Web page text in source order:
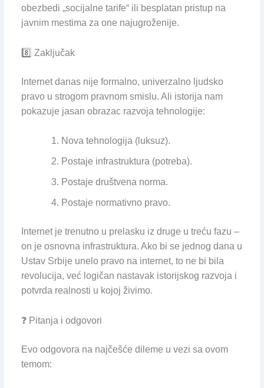
obezbedi „socijalne tarife“ ili besplatan pristup na
javnim mestima za one najugroženije.
8️⃣ Zaključak
Internet danas nije formalno, univerzalno ljudsko
pravo u strogom pravnom smislu. Ali istorija nam
pokazuje jasan obrazac razvoja tehnologije:
Nova tehnologija (luksuz).
Postaje infrastruktura (potreba).
Postaje društvena norma.
Postaje normativno pravo.
Internet je trenutno u prelasku iz druge u treću fazu –
on je osnovna infrastruktura. Ako bi se jednog dana u
Ustav Srbije unelo pravo na internet, to ne bi bila
revolucija, već logičan nastavak istorijskog razvoja i
potvrda realnosti u kojoj živimo.
❓ Pitanja i odgovori
Evo odgovora na najčešće dileme u vezi sa ovom
temom: